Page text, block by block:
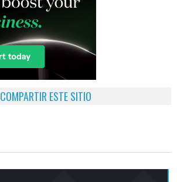
COMPARTIR ESTE SITIO